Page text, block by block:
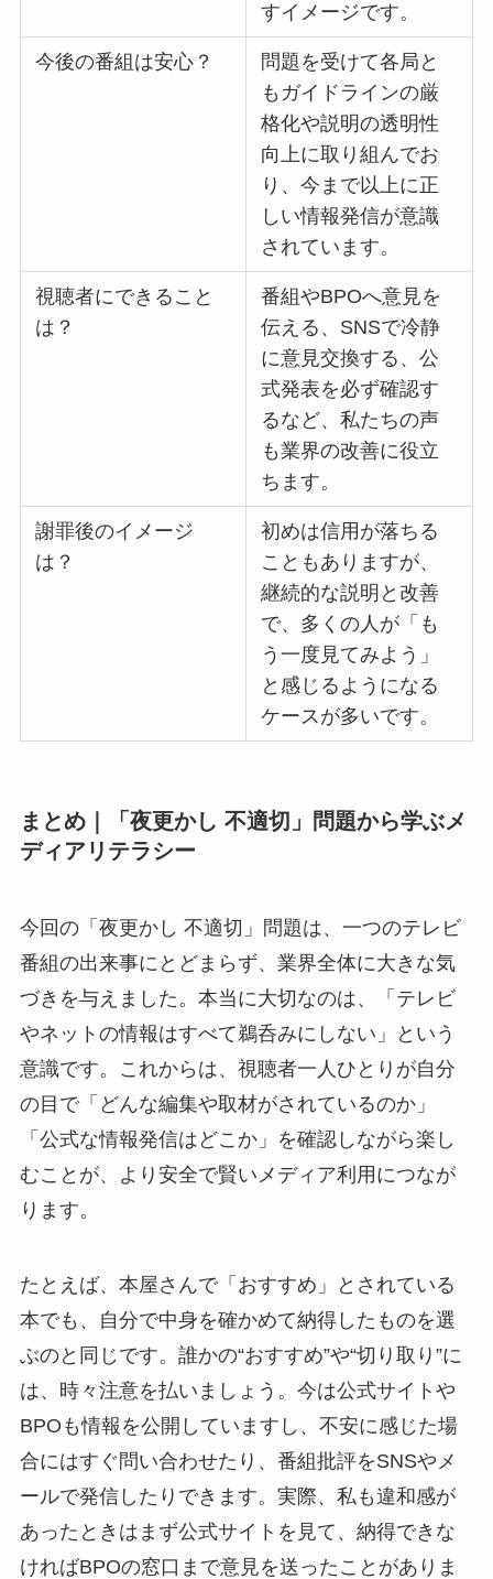
すイメージです。
今後の番組は安心？
問題を受けて各局と
もガイドラインの厳
格化や説明の透明性
向上に取り組んでお
り、今まで以上に正
しい情報発信が意識
されています。
視聴者にできること
は？
番組やBPOへ意見を
伝える、SNSで冷静
に意見交換する、公
式発表を必ず確認す
るなど、私たちの声
も業界の改善に役立
ちます。
謝罪後のイメージ
は？
初めは信用が落ちる
こともありますが、
継続的な説明と改善
で、多くの人が「も
う一度見てみよう」
と感じるようになる
ケースが多いです。
まとめ｜「夜更かし 不適切」問題から学ぶメ
ディアリテラシー
今回の「夜更かし 不適切」問題は、一つのテレビ
番組の出来事にとどまらず、業界全体に大きな気
づきを与えました。本当に大切なのは、「テレビ
やネットの情報はすべて鵜呑みにしない」という
意識です。これからは、視聴者一人ひとりが自分
の目で「どんな編集や取材がされているのか」
「公式な情報発信はどこか」を確認しながら楽し
むことが、より安全で賢いメディア利用につなが
ります。
たとえば、本屋さんで「おすすめ」とされている
本でも、自分で中身を確かめて納得したものを選
ぶのと同じです。誰かの“おすすめ”や“切り取り”に
は、時々注意を払いましょう。今は公式サイトや
BPOも情報を公開していますし、不安に感じた場
合にはすぐ問い合わせたり、番組批評をSNSやメ
ールで発信したりできます。実際、私も違和感が
あったときはまず公式サイトを見て、納得できな
ければBPOの窓口まで意見を送ったことがありま